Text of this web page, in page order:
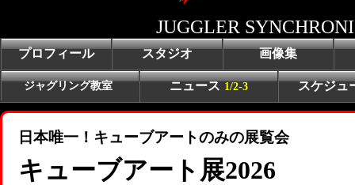
JUGGLER
プロフィール スタジオ 画像集
ジャグリング教室 ニュース 1/2-3 スケジュ
日本唯一！キューブアートのみの展覧会
キューブアート展2026